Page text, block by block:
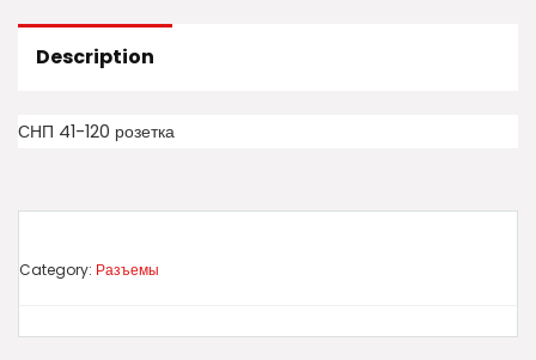
Description
СНП 41-120 розетка
Category: Разъемы